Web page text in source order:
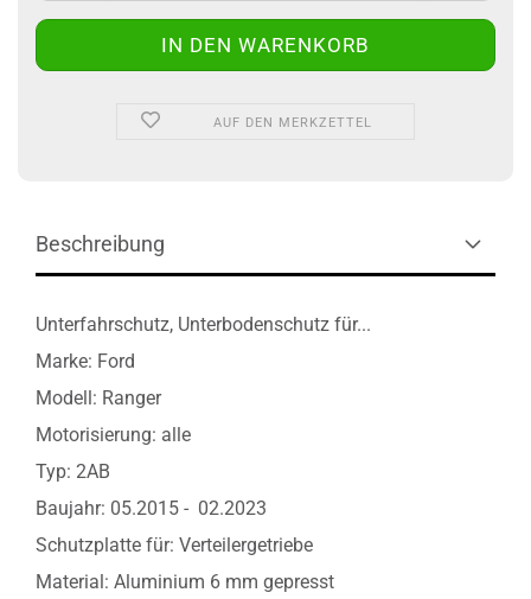
AUF DEN MERKZETTEL
Beschreibung
Unterfahrschutz, Unterbodenschutz für...
Marke: Ford
Modell: Ranger
Motorisierung: alle
Typ: 2AB
Baujahr: 05.2015 - 02.2023
Schutzplatte für: Verteilergetriebe
Material: Aluminium 6 mm gepresst